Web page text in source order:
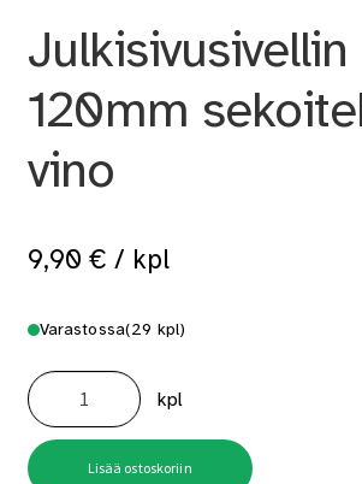
Julkisivusivellin
120mm sekoiteharjas,
vino
9,90 € / kpl
Varastossa(29 kpl)
Julkisivusivellin
120mm
sekoiteharjas,
vino
määrä
kpl
Lisää ostoskoriin